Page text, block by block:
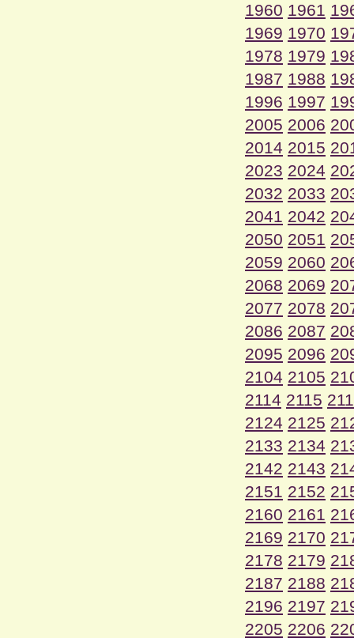
1960 1961
1969 1970
1978 1979
1987 1988
1996 1997
2005 2006
2014 2015
2023 2024
2032 2033
2041 2042
2050 2051
2059 2060
2068 2069
2077 2078
2086 2087
2095 2096
2104 2105
2114 2115
2124 2125
2133 2134
2142 2143
2151 2152
2160 2161
2169 2170
2178 2179
2187 2188
2196 2197
2205 2206